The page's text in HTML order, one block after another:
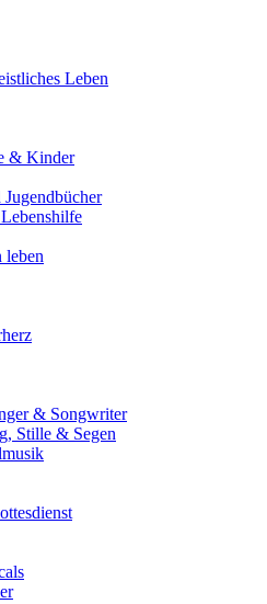
Leben
& Kinder
& Songwriter
Stille & Segen